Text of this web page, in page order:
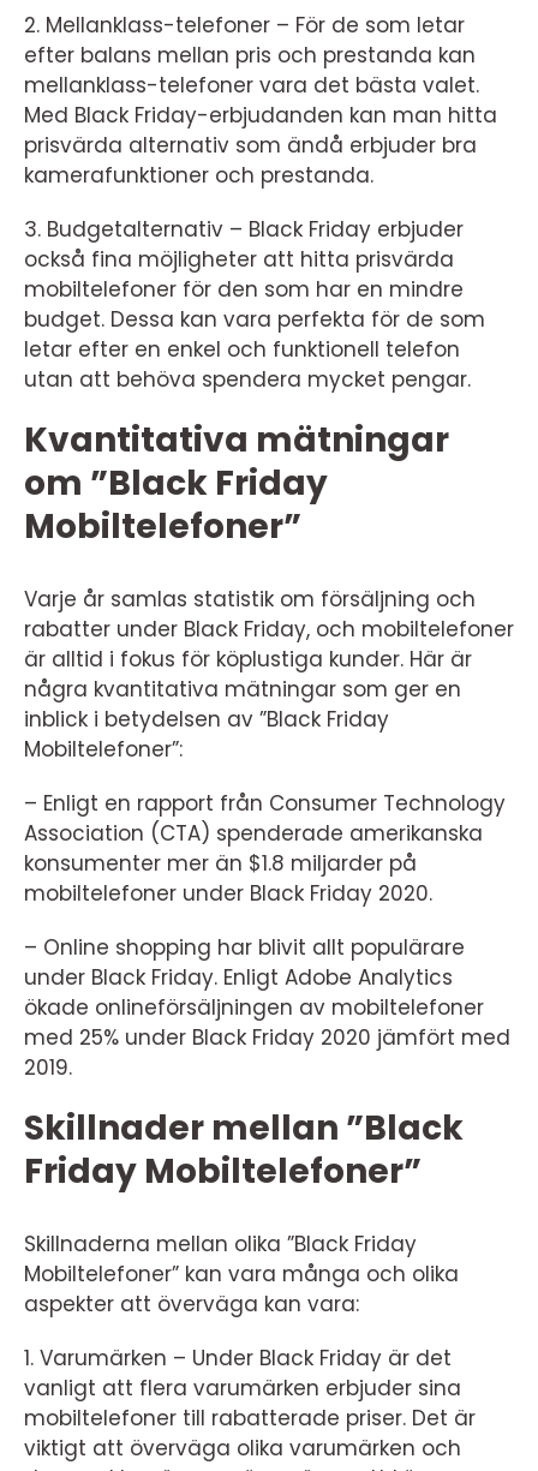
2. Mellanklass-telefoner – För de som letar
efter balans mellan pris och prestanda kan
mellanklass-telefoner vara det bästa valet.
Med Black Friday-erbjudanden kan man hitta
prisvärda alternativ som ändå erbjuder bra
kamerafunktioner och prestanda.
3. Budgetalternativ – Black Friday erbjuder
också fina möjligheter att hitta prisvärda
mobiltelefoner för den som har en mindre
budget. Dessa kan vara perfekta för de som
letar efter en enkel och funktionell telefon
utan att behöva spendera mycket pengar.
Kvantitativa mätningar
om ”Black Friday
Mobiltelefoner”
Varje år samlas statistik om försäljning och
rabatter under Black Friday, och mobiltelefoner
är alltid i fokus för köplustiga kunder. Här är
några kvantitativa mätningar som ger en
inblick i betydelsen av ”Black Friday
Mobiltelefoner”:
– Enligt en rapport från Consumer Technology
Association (CTA) spenderade amerikanska
konsumenter mer än $1.8 miljarder på
mobiltelefoner under Black Friday 2020.
– Online shopping har blivit allt populärare
under Black Friday. Enligt Adobe Analytics
ökade onlineförsäljningen av mobiltelefoner
med 25% under Black Friday 2020 jämfört med
2019.
Skillnader mellan ”Black
Friday Mobiltelefoner”
Skillnaderna mellan olika ”Black Friday
Mobiltelefoner” kan vara många och olika
aspekter att överväga kan vara:
1. Varumärken – Under Black Friday är det
vanligt att flera varumärken erbjuder sina
mobiltelefoner till rabatterade priser. Det är
viktigt att överväga olika varumärken och